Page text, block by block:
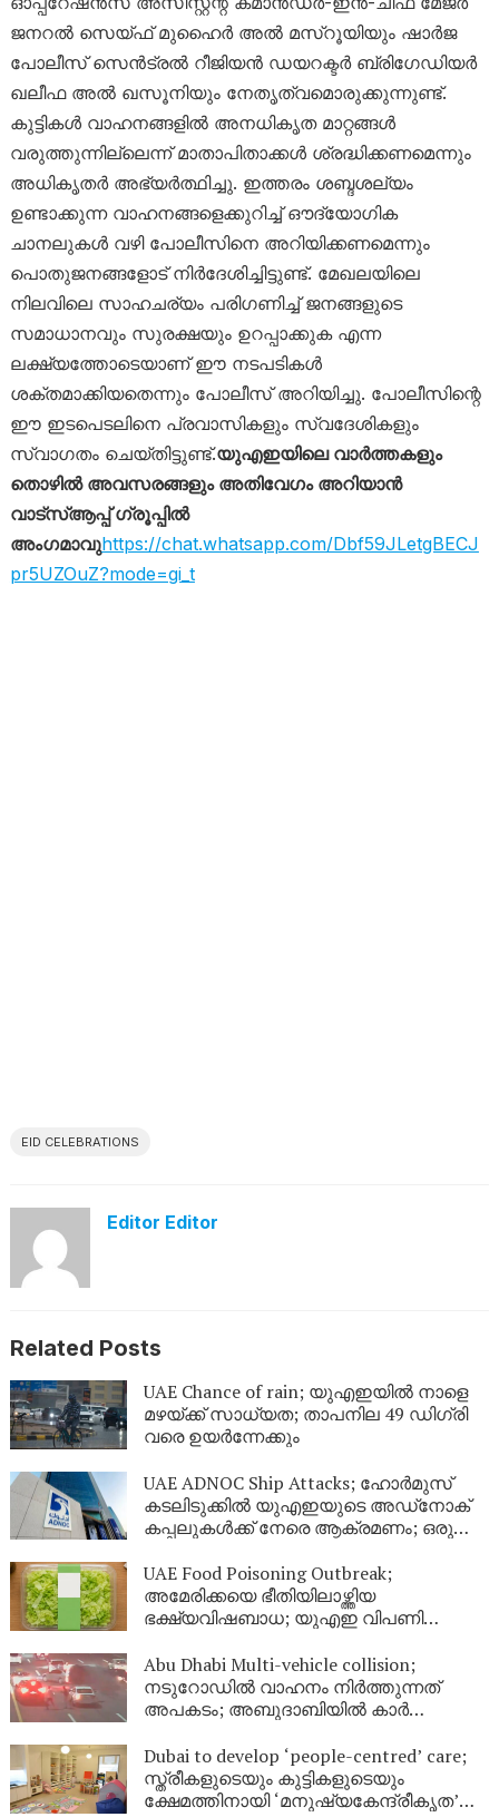
ജനറൽ സെയ്ഫ് മുഹൈർ അൽ മസ്‌റൂയിയും ഷാർജ
പോലീസ് സെൻട്രൽ റീജിയൻ ഡയറക്ടർ ബ്രിഗേഡിയർ
ഖലീഫ അൽ ഖസൂനിയും നേതൃത്വമൊരുക്കുന്നുണ്ട്.
കുട്ടികൾ വാഹനങ്ങളിൽ അനധികൃത മാറ്റങ്ങൾ
വരുത്തുന്നില്ലെന്ന് മാതാപിതാക്കൾ ശ്രദ്ധിക്കണമെന്നും
അധികൃതർ അഭ്യർത്ഥിച്ചു. ഇത്തരം ശബ്ദശല്യം
ഉണ്ടാക്കുന്ന വാഹനങ്ങളെക്കുറിച്ച് ഔദ്യോഗിക
ചാനലുകൾ വഴി പോലീസിനെ അറിയിക്കണമെന്നും
പൊതുജനങ്ങളോട് നിർദേശിച്ചിട്ടുണ്ട്. മേഖലയിലെ
നിലവിലെ സാഹചര്യം പരിഗണിച്ച് ജനങ്ങളുടെ
സമാധാനവും സുരക്ഷയും ഉറപ്പാക്കുക എന്ന
ലക്ഷ്യത്തോടെയാണ് ഈ നടപടികൾ
ശക്തമാക്കിയതെന്നും പോലീസ് അറിയിച്ചു. പോലീസിന്റെ
ഈ ഇടപെടലിനെ പ്രവാസികളും സ്വദേശികളും
സ്വാഗതം ചെയ്തിട്ടുണ്ട്.യുഎഇയിലെ വാർത്തകളും
തൊഴിൽ അവസരങ്ങളും അതിവേഗം അറിയാൻ
വാട്സ്ആപ്പ് ഗ്രൂപ്പിൽ
അംഗമാവുhttps://chat.whatsapp.com/Dbf59JLetgBECJ
pr5UZOuZ?mode=gi_t
EID CELEBRATIONS
Editor Editor
Related Posts
UAE Chance of rain; യുഎഇയിൽ നാളെ
മഴയ്ക്ക് സാധ്യത; താപനില 49 ഡിഗ്രി
വരെ ഉയർന്നേക്കും
UAE ADNOC Ship Attacks; ഹോർമുസ്
കടലിടുക്കിൽ യുഎഇയുടെ അഡ്‌നോക്
കപ്പലുകൾക്ക് നേരെ ആക്രമണം; ഒരു
UAE Food Poisoning Outbreak;
അമേരിക്കയെ ഭീതിയിലാഴ്ത്തിയ
ഭക്ഷ്യവിഷബാധ; യുഎഇ വിപണി
Abu Dhabi Multi-vehicle collision;
നടുറോഡിൽ വാഹനം നിർത്തുന്നത്
അപകടം; അബുദാബിയിൽ കാർ
Dubai to develop ‘people-centred’ care;
സ്ത്രീകളുടെയും കുട്ടികളുടെയും
ക്ഷേമത്തിനായി ‘മനുഷ്യകേന്ദ്രീകൃത’